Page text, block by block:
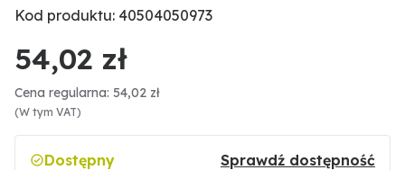
Kod produktu: 40504050973
54,02 zł
Cena regularna: 54,02 zł
(W tym VAT)
Dostępny Sprawdź dostępność